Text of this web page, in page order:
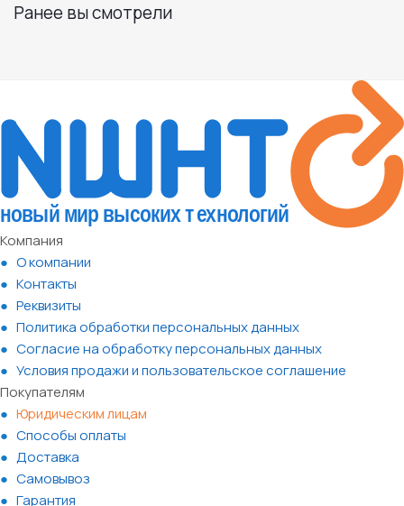
Ранее вы смотрели
Компания
О компании
Контакты
Реквизиты
Политика обработки персональных данных
Согласие на обработку персональных данных
Условия продажи и пользовательское соглашение
Покупателям
Юридическим лицам
Способы оплаты
Доставка
Самовывоз
Гарантия